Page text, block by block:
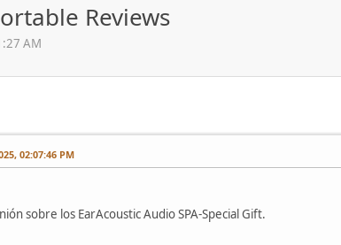
Reviews
AM
02:07:46 PM
sobre los EarAcoustic Audio SPA-Special Gift.